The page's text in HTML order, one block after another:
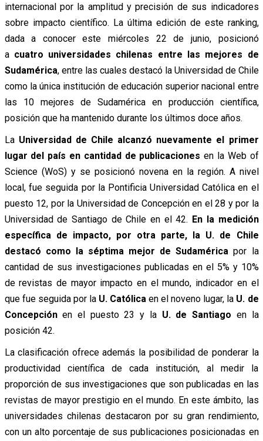
internacional por la amplitud y precisión de sus indicadores
sobre impacto científico. La última edición de este ranking,
dada a conocer este miércoles 22 de junio, posicionó
a cuatro universidades chilenas entre las mejores de
Sudamérica, entre las cuales destacó la Universidad de Chile
como la única institución de educación superior nacional entre
las 10 mejores de Sudamérica en producción científica,
posición que ha mantenido durante los últimos doce años.
La Universidad de Chile alcanzó nuevamente el primer
lugar del país en cantidad de publicaciones en la Web of
Science (WoS) y se posicionó novena en la región. A nivel
local, fue seguida por la Pontificia Universidad Católica en el
puesto 12, por la Universidad de Concepción en el 28 y por la
Universidad de Santiago de Chile en el 42. En la medición
específica de impacto, por otra parte, la U. de Chile
destacó como la séptima mejor de Sudamérica por la
cantidad de sus investigaciones publicadas en el 5% y 10%
de revistas de mayor impacto en el mundo, indicador en el
que fue seguida por la U. Católica en el noveno lugar, la U. de
Concepciónen el puesto 23 y la U. de Santiago en la
posición 42.
La clasificación ofrece además la posibilidad de ponderar la
productividad científica de cada institución, al medir la
proporción de sus investigaciones que son publicadas en las
revistas de mayor prestigio en el mundo. En este ámbito, las
universidades chilenas destacaron por su gran rendimiento,
con un alto porcentaje de sus publicaciones posicionadas en